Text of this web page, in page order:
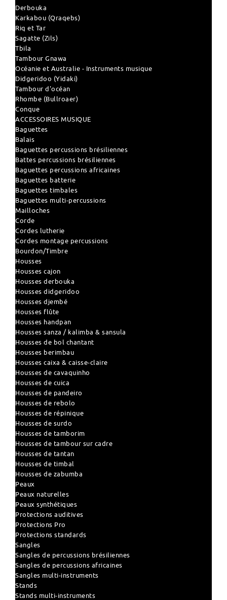
Derbouka
Karkabou (Qraqebs)
Riq et Tar
Sagatte (Zils)
Tbila
Tambour Gnawa
Océanie et Australie - Instruments musique
Didgeridoo (Yidaki)
Tambour d'océan
Rhombe (Bullroaer)
Conque
ACCESSOIRES MUSIQUE
Baguettes
Balais
Baguettes percussions brésiliennes
Battes percussions brésiliennes
Baguettes percussions africaines
Baguettes batterie
Baguettes timbales
Baguettes multi-percussions
Mailloches
Corde
Cordes lutherie
Cordes montage percussions
Bourdon/Timbre
Housses
Housses cajon
Housses derbouka
Housses didgeridoo
Housses djembé
Housses flûte
Housses handpan
Housses sanza / kalimba & sansula
Housses de bol chantant
Housses berimbau
Housses caixa & caisse-claire
Housses de cavaquinho
Housses de cuica
Housses de pandeiro
Housses de rebolo
Housses de répinique
Housses de surdo
Housses de tamborim
Housses de tambour sur cadre
Housses de tantan
Housses de timbal
Housses de zabumba
Peaux
Peaux naturelles
Peaux synthétiques
Protections auditives
Protections Pro
Protections standards
Sangles
Sangles de percussions brésiliennes
Sangles de percussions africaines
Sangles multi-instruments
Stands
Stands multi-instruments